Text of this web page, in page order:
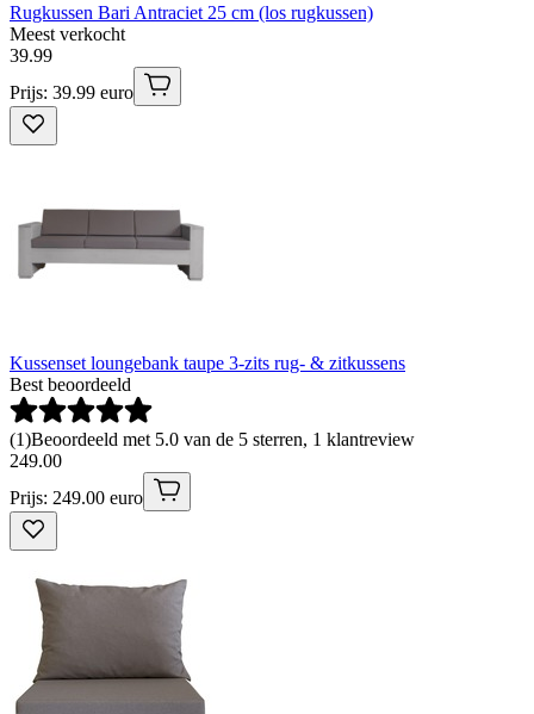
Rugkussen Bari Antraciet 25 cm (los rugkussen)
Meest verkocht
39.99
Prijs: 39.99 euro
Kussenset loungebank taupe 3-zits rug- & zitkussens
Best beoordeeld
(1)Beoordeeld met 5.0 van de 5 sterren, 1 klantreview
249.00
Prijs: 249.00 euro